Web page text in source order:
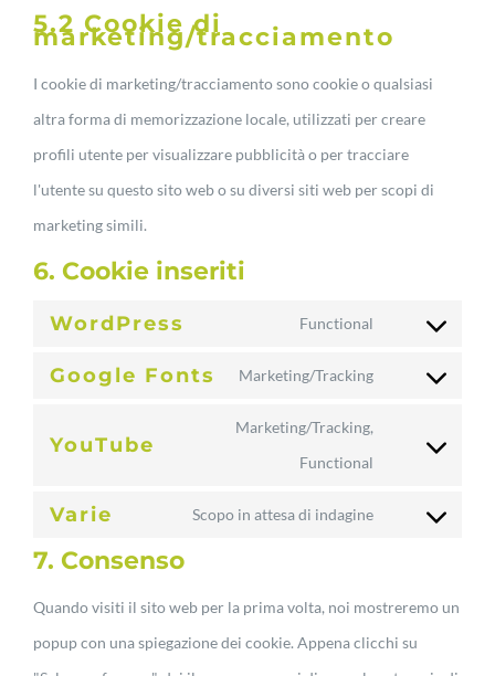
5.2 Cookie di
marketing/tracciamento
I cookie di marketing/tracciamento sono cookie o qualsiasi
altra forma di memorizzazione locale, utilizzati per creare
profili utente per visualizzare pubblicità o per tracciare
l'utente su questo sito web o su diversi siti web per scopi di
marketing simili.
6. Cookie inseriti
WordPress
Functional
wordpress
Google Fonts
Marketing/Tracking
YouTube
Marketing/Tracking,
Functional
Varie
Scopo in attesa di indagine
service
varie
7. Consenso
Quando visiti il sito web per la prima volta, noi mostreremo un
popup con una spiegazione dei cookie. Appena clicchi su